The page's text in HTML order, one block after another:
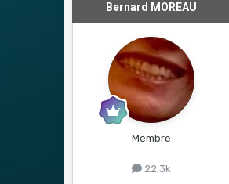
Bernard MOREAU
Membre
22,3k